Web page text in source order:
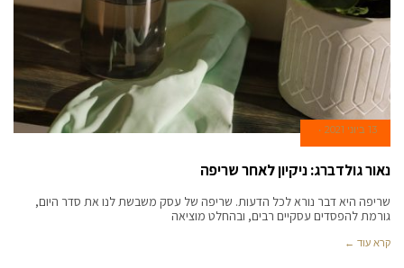
13 ביוני 2021
נאור גולדברג: ניקיון לאחר שריפה
שריפה היא דבר נורא לכל הדעות. שריפה של עסק משבשת לנו את סדר היום,
גורמת להפסדים עסקיים רבים, ובהחלט מוציאה
קרא עוד ←